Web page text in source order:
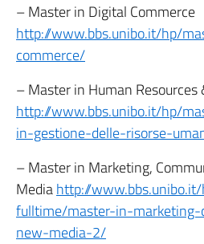
– Master in Digital Commerce
http://www.bbs.unibo.it/hp/
commerce/
– Master in Human Resources
http://www.bbs.unibo.it/hp/
in-gestione-delle-risorse-
– Master in Marketing,
Mediahttp://
fulltime/master-in-
new-media-2/